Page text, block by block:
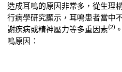
造成耳鳴的原因非常多，從生理
行病學研究顯示，耳鳴患者當中
謝疾病或精神壓力等多重因素(2)
鳴原因：